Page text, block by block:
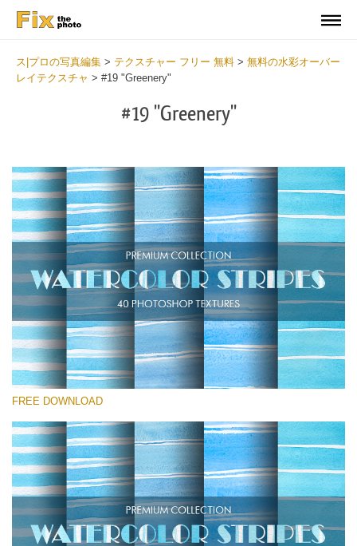
ス|プロの写真編集 > テクスチャー フリー 無料 > 無料の水彩オーバー
レイテクスチャ > #19 "Greenery"
#19 "Greenery"
選んでください
Small 800*533px
Stripes Watercolor
(25 Textures)
Large 6000*4000px
FREE DOWNLOAD